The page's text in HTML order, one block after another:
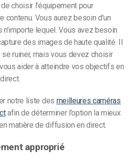
choisir l’équipement pour
contenu. Vous aurez besoin d’un
lequel. Vous avez besoin
des images de haute qualité. Il
ruiner, mais vous devez choisir
aider à atteindre vos objectifs en
notre liste des meilleures caméras
afin de déterminer l’option la mieux
matière de diffusion en direct.
approprié